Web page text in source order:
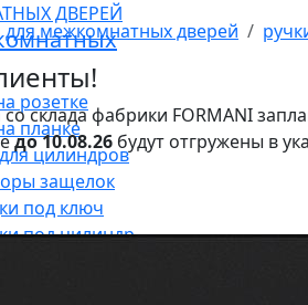
ДВЕРЕЙ
розетке
планке
цилиндров
защелок
под ключ
под цилиндр
для межкомнатных дверей
склада фабрики FORMANI
до 10.08.26 будут отгружены в